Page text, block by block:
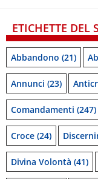
ETICHETTE DEL
Abbandono (21)
Annunci (23)
Comandamenti (247)
Croce (24)
Divina Volontà (41)